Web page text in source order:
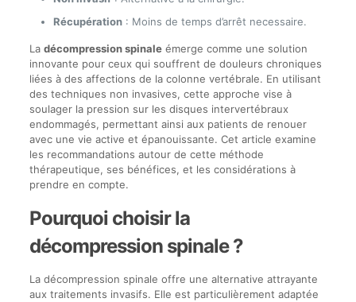
Récupération: Moins de temps d’arrêt necessaire.
La décompression spinaleémerge comme une solution
innovante pour ceux qui souffrent de douleurs chroniques
liées à des affections de la colonne vertébrale. En utilisant
des techniques non invasives, cette approche vise à
soulager la pression sur les disques intervertébraux
endommagés, permettant ainsi aux patients de renouer
avec une vie active et épanouissante. Cet article examine
les recommandations autour de cette méthode
thérapeutique, ses bénéfices, et les considérations à
prendre en compte.
Pourquoi choisir la
décompression spinale ?
La décompression spinale offre une alternative attrayante
aux traitements invasifs. Elle est particulièrement adaptée